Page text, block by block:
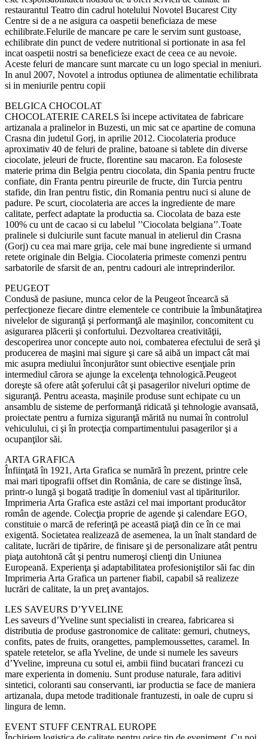
restaurantul Teatro din cadrul hotelului Novotel Bucarest City
Centre si de a ne asigura ca oaspetii beneficiaza de mese
echilibrate.Felurile de mancare pe care le servim sunt gustoase,
echilibrate din punct de vedere nutritional si portionate in asa fel
incat oaspetii nostri sa beneficieze exact de ceea ce au nevoie.
Aceste feluri de mancare sunt marcate cu un logo special in meniuri.
In anul 2007, Novotel a introdus optiunea de alimentatie echilibrata
si in meniurile pentru copii
BELGICA CHOCOLAT
CHOCOLATERIE CARELS îsi incepe activitatea de fabricare
artizanala a pralinelor in Buzesti, un mic sat ce apartine de comuna
Crasna din judetul Gorj, in aprilie 2012. Ciocolateria produce
aproximativ 40 de feluri de praline, batoane si tablete din diverse
ciocolate, jeleuri de fructe, florentine sau macaron. Ea foloseste
materie prima din Belgia pentru ciocolata, din Spania pentru fructe
confiate, din Franta pentru pireurile de fructe, din Turcia pentru
stafide, din Iran pentru fistic, din Romania pentru nuci si alune de
padure. Pe scurt, ciocolateria are acces la ingrediente de mare
calitate, perfect adaptate la productia sa. Ciocolata de baza este
100% cu unt de cacao si cu labelul ’’Ciocolata belgiana’’.Toate
pralinele si dulciurile sunt facute manual in atelierul din Crasna
(Gorj) cu cea mai mare grija, cele mai bune ingrediente si urmand
retete originale din Belgia. Ciocolateria primeste comenzi pentru
sarbatorile de sfarsit de an, pentru cadouri ale intreprinderilor.
PEUGEOT
Condusă de pasiune, munca celor de la Peugeot încearcă să
perfecţioneze fiecare dintre elementele ce contribuie la îmbunătaţirea
nivelelor de siguranţă şi performanţă ale maşinilor, concomitent cu
asigurarea plăcerii şi confortului. Dezvoltarea creativităţii,
descoperirea unor concepte auto noi, combaterea efectului de seră şi
producerea de maşini mai sigure şi care să aibă un impact cât mai
mic asupra mediului înconjurător sunt obiective esenţiale prin
intermediul cărora se ajunge la excelenţa tehnologică.Peugeot
doreşte să ofere atât şoferului cât şi pasagerilor niveluri optime de
siguranţă. Pentru aceasta, maşinile produse sunt echipate cu un
ansamblu de sisteme de performanţă ridicată şi tehnologie avansată,
proiectate pentru a furniza siguranţă mărită nu numai în controlul
vehiculului, ci şi în protecţia compartimentului pasagerilor şi a
ocupanţilor săi.
ARTA GRAFICA
Înfiinţată în 1921, Arta Grafica se numără în prezent, printre cele
mai mari tipografii offset din România, de care se distinge însă,
printr-o lungă şi bogată tradiţie în domeniul vast al tipăriturilor.
Imprimeria Arta Grafica este astăzi cel mai important producător
român de agende. Colecţia proprie de agende şi calendare EGO,
constituie o marcă de referinţă pe această piaţă din ce în ce mai
exigentă. Societatea realizează de asemenea, la un înalt standard de
calitate, lucrări de tipărire, de finisare şi de personalizare atât pentru
piaţa autohtonă cât şi pentru numeroşi clienţi din Uniunea
Europeană. Experienţa şi adaptabilitatea profesioniştilor săi fac din
Imprimeria Arta Grafica un partener fiabil, capabil să realizeze
lucrări de calitate, la un preţ avantajos.
LES SAVEURS D’YVELINE
Les saveurs d’Yveline sunt specialisti in crearea, fabricarea si
distributia de produse gastronomice de calitate: gemuri, chutneys,
confits, pates de fruits, orangettes, pamplemoussettes, caramel. In
spatele retetelor, se afla Yveline, de unde si numele les saveurs
d’Yveline, impreuna cu sotul ei, ambii fiind bucatari francezi cu
mare experienta in domeniu. Sunt produse naturale, fara aditivi
sintetici, coloranti sau conservanti, iar productia se face de maniera
artizanala, dupa metode traditionale frantuzesti, in oale de cupru si
lingura de lemn.
EVENT STUFF CENTRAL EUROPE